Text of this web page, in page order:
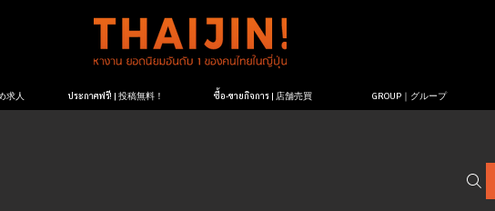
求人 ประกาศฟรี! | 投稿無料！ ซื้อ-ขายกิจการ | 店舗売買 GROUP｜グループ